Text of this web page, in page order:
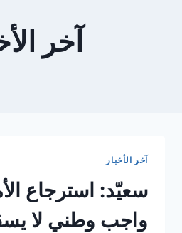
آخر
آخر الأخبار
سعيّد: استرجاع
واجب وطني لا